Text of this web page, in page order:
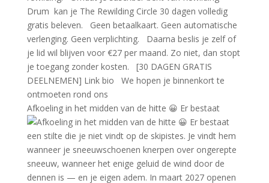
Afkoeling in het midden van de hitte 😀 Er bestaat